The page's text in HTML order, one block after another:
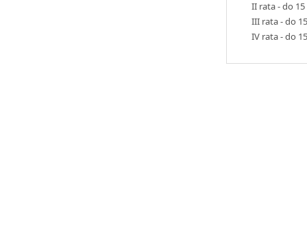
II rata - do
III rata - do
IV rata - do